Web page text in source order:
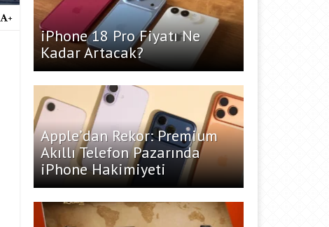
+
iPhone 18 Pro Fiyatı Ne
Kadar Artacak?
Apple’dan Rekor: Premium
Akıllı Telefon Pazarında
iPhone Hakimiyeti